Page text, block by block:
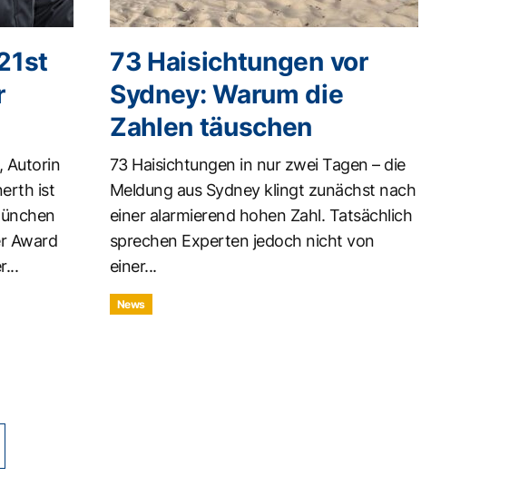
Autorin
ist
Award
73 Haisichtungen vor
Sydney: Warum die
Zahlen täuschen
73 Haisichtungen in nur zwei Tagen – die
Meldung aus Sydney klingt zunächst nach
einer alarmierend hohen Zahl. Tatsächlich
sprechen Experten jedoch nicht von
einer...
News